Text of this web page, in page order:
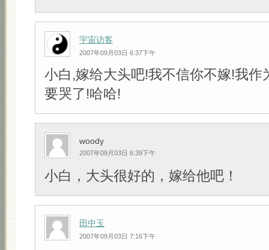
宇宙访客
2007年09月03日 6:37下午
小白,嫁给大头吧!我不信你不嫁!我作
要哭了!哈哈!
woody
2007年09月03日 6:39下午
小白，大头很好的，嫁给他吧！
田中玉
2007年09月03日 7:16下午